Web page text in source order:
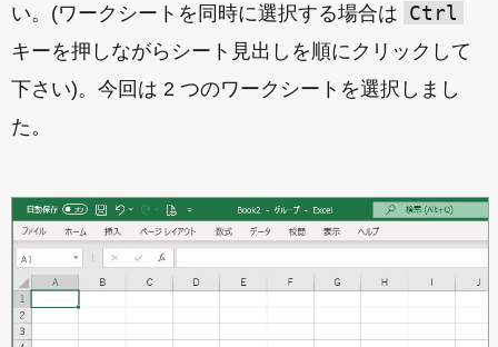
い。(ワークシートを同時に選択する場合は Ctrl
キーを押しながらシート見出しを順にクリックして
下さい)。今回は 2 つのワークシートを選択しまし
た。